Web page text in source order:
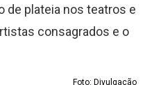
de plateia nos teatros e
consagrados e o
Foto: Divulgação